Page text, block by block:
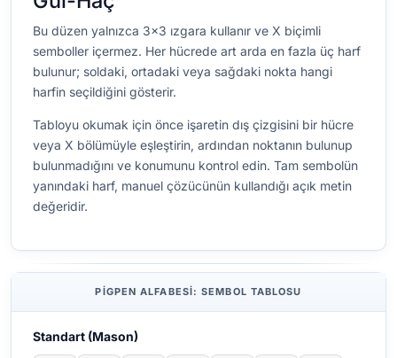
Bu düzen yalnızca 3×3 ızgara kullanır ve X biçimli
semboller içermez. Her hücrede art arda en fazla üç harf
bulunur; soldaki, ortadaki veya sağdaki nokta hangi
harfin seçildiğini gösterir.
Tabloyu okumak için önce işaretin dış çizgisini bir hücre
veya X bölümüyle eşleştirin, ardından noktanın bulunup
bulunmadığını ve konumunu kontrol edin. Tam sembolün
yanındaki harf, manuel çözücünün kullandığı açık metin
değeridir.
PIGPEN ALFABESI: SEMBOL TABLOSU
Standart (Mason)